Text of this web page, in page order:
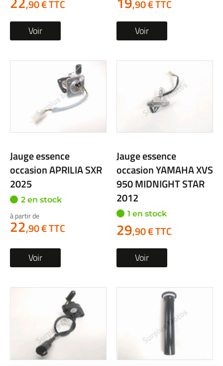
,90 € TTC
Voir
,90 € TTC
Voir
Jauge essence
occasion APRILIA SXR
2025
2 en stock
à partir de
22,90 € TTC
Voir
Jauge essence
occasion YAMAHA XVS
950 MIDNIGHT STAR
2012
1 en stock
29,90 € TTC
Voir